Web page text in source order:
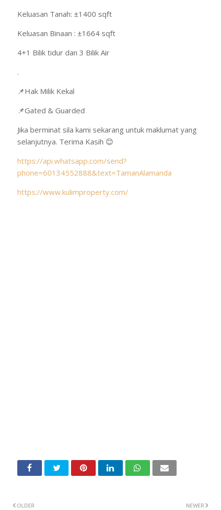
Keluasan Tanah: ±1400 sqft
Keluasan Binaan : ±1664 sqft
4+1 Bilik tidur dan 3 Bilik Air
.
📌Hak Milik Kekal
📌Gated & Guarded
Jika berminat sila kami sekarang untuk maklumat yang
selanjutnya. Terima Kasih 😊
https://api.whatsapp.com/send?
phone=60134552888&text=TamanAlamanda
https://www.kulimproperty.com/
NEWER
OLDER